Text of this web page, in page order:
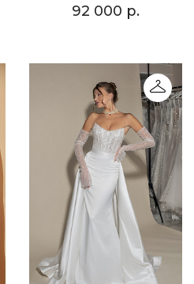
92 000 р.